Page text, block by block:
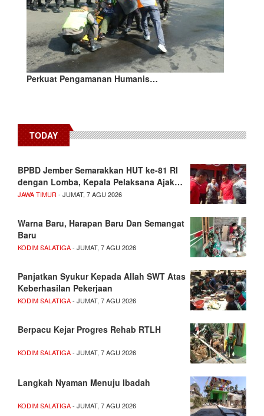
Perkuat Pengamanan Humanis…
TODAY
BPBD Jember Semarakkan HUT ke-81 RI
dengan Lomba, Kepala Pelaksana Ajak…
JAWA TIMUR- JUMAT, 7 AGU 2026
Warna Baru, Harapan Baru Dan Semangat
Baru
KODIM SALATIGA- JUMAT, 7 AGU 2026
Panjatkan Syukur Kepada Allah SWT Atas
Keberhasilan Pekerjaan
KODIM SALATIGA- JUMAT, 7 AGU 2026
Berpacu Kejar Progres Rehab RTLH
KODIM SALATIGA- JUMAT, 7 AGU 2026
Langkah Nyaman Menuju Ibadah
KODIM SALATIGA- JUMAT, 7 AGU 2026